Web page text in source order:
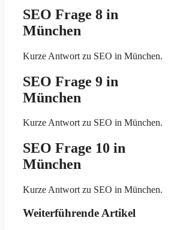
SEO Frage 8 in
München
Kurze Antwort zu SEO in München.
SEO Frage 9 in
München
Kurze Antwort zu SEO in München.
SEO Frage 10 in
München
Kurze Antwort zu SEO in München.
Weiterführende Artikel